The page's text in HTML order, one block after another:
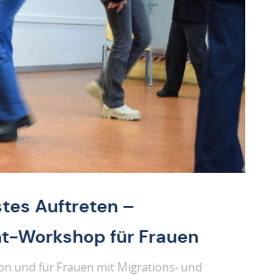
Auftreten –
Workshop für Frauen
und für Frauen mit Migrations- und